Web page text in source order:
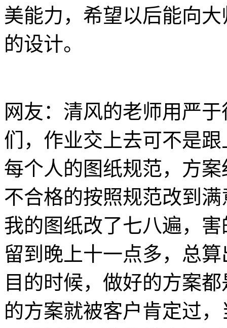
美能力，希望以后能向
的设计。
网友：清风的老师用严
们，作业交上去可不是
每个人的图纸规范，方
不合格的按照规范改到
我的图纸改了七八遍，
留到晚上十一点多，总
目的时候，做好的方案
的方案就被客户肯定过